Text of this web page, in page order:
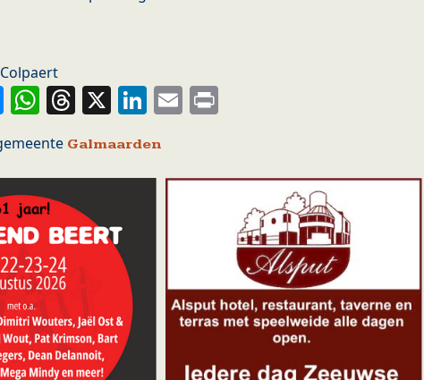
Messenger
WhatsApp
Threads
X LinkedIn
Email
Galmaarden